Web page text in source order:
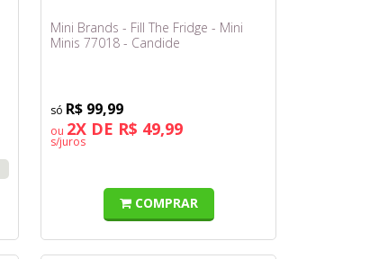
Mini Brands - Fill The Fridge - Mini
Minis 77018 - Candide
R$ 99,99
ou 2X DE R$ 49,99
s/juros
COMPRAR